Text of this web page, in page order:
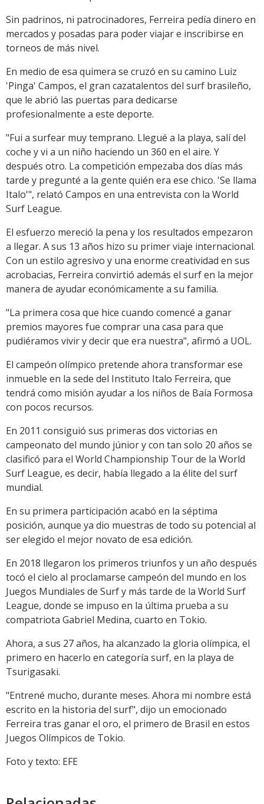
Sin padrinos, ni patrocinadores, Ferreira pedía dinero en
mercados y posadas para poder viajar e inscribirse en
torneos de más nivel.
En medio de esa quimera se cruzó en su camino Luiz
'Pinga' Campos, el gran cazatalentos del surf brasileño,
que le abrió las puertas para dedicarse
profesionalmente a este deporte.
"Fui a surfear muy temprano. Llegué a la playa, salí del
coche y vi a un niño haciendo un 360 en el aire. Y
después otro. La competición empezaba dos días más
tarde y pregunté a la gente quién era ese chico. 'Se llama
Italo'", relató Campos en una entrevista con la World
Surf League.
El esfuerzo mereció la pena y los resultados empezaron
a llegar. A sus 13 años hizo su primer viaje internacional.
Con un estilo agresivo y una enorme creatividad en sus
acrobacias, Ferreira convirtió además el surf en la mejor
manera de ayudar económicamente a su familia.
"La primera cosa que hice cuando comencé a ganar
premios mayores fue comprar una casa para que
pudiéramos vivir y decir que era nuestra", afirmó a UOL.
El campeón olímpico pretende ahora transformar ese
inmueble en la sede del Instituto Italo Ferreira, que
tendrá como misión ayudar a los niños de Baía Formosa
con pocos recursos.
En 2011 consiguió sus primeras dos victorias en
campeonato del mundo júnior y con tan solo 20 años se
clasificó para el World Championship Tour de la World
Surf League, es decir, había llegado a la élite del surf
mundial.
En su primera participación acabó en la séptima
posición, aunque ya dio muestras de todo su potencial al
ser elegido el mejor novato de esa edición.
En 2018 llegaron los primeros triunfos y un año después
tocó el cielo al proclamarse campeón del mundo en los
Juegos Mundiales de Surf y más tarde de la World Surf
League, donde se impuso en la última prueba a su
compatriota Gabriel Medina, cuarto en Tokio.
Ahora, a sus 27 años, ha alcanzado la gloria olímpica, el
primero en hacerlo en categoría surf, en la playa de
Tsurigasaki.
"Entrené mucho, durante meses. Ahora mi nombre está
escrito en la historia del surf", dijo un emocionado
Ferreira tras ganar el oro, el primero de Brasil en estos
Juegos Olímpicos de Tokio.
Foto y texto: EFE